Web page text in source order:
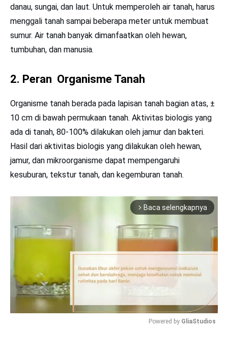
danau, sungai, dan laut. Untuk memperoleh air tanah, harus
menggali tanah sampai beberapa meter untuk membuat
sumur. Air tanah banyak dimanfaatkan oleh hewan,
tumbuhan, dan manusia.
2. Peran Organisme Tanah
Organisme tanah berada pada lapisan tanah bagian atas, ±
10 cm di bawah permukaan tanah. Aktivitas biologis yang
ada di tanah, 80-100% dilakukan oleh jamur dan bakteri.
Hasil dari aktivitas biologis yang dilakukan oleh hewan,
jamur, dan mikroorganisme dapat mempengaruhi
kesuburan, tekstur tanah, dan kegemburan tanah.
arrow_forward_ios Baca selengkapnya
Powered by GliaStudios